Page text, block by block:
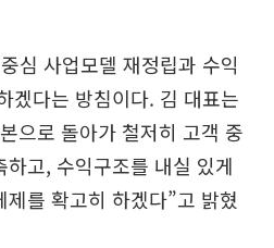
심 사업모델 재정립과 수익
겠다는 방침이다. 김 대표는
으로 돌아가 철저히 고객 중
고, 수익구조를 내실 있게
를 확고히 하겠다”고 밝혔